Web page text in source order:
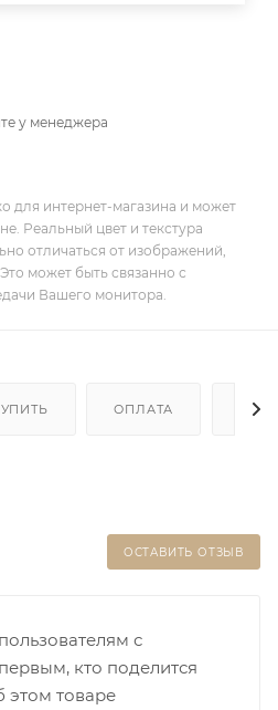
у менеджера
для интернет-магазина и может
Реальный цвет и текстура
отличаться от изображений,
может быть связанно с
Вашего монитора.
ОПЛАТА
ОСТАВИТЬ ОТЗЫВ
с
кто поделится
товаре